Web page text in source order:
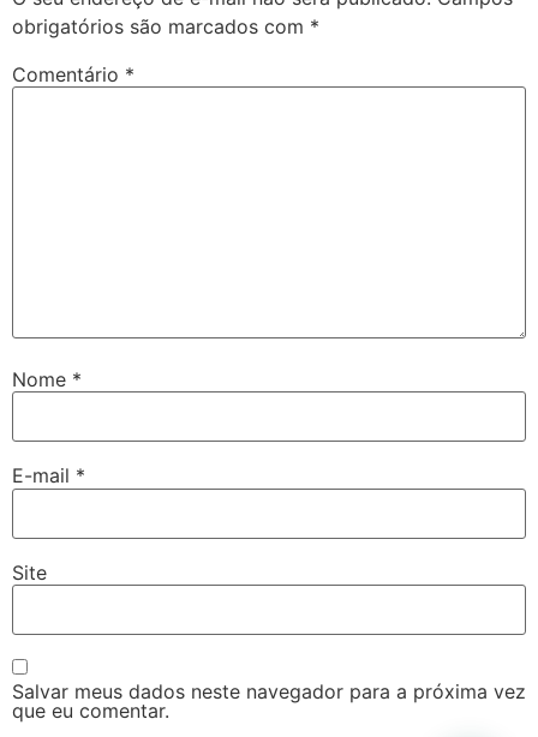
obrigatórios são marcados com *
Comentário *
Nome *
E-mail *
Site
Salvar meus dados neste navegador para a próxima vez
que eu comentar.